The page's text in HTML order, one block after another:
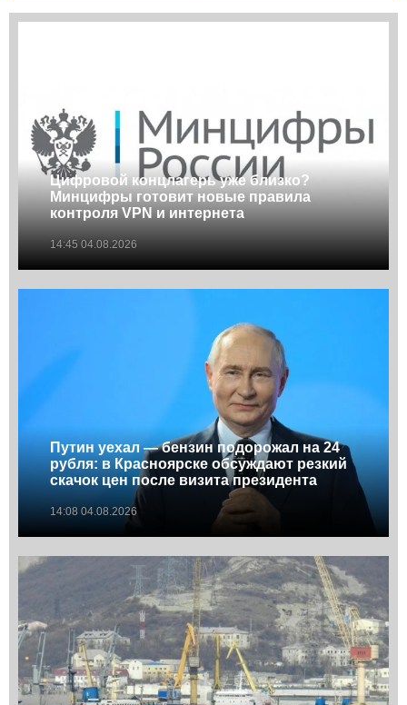
Цифровой концлагерь уже близко?
Минцифры готовит новые правила
контроля VPN и интернета
14:45 04.08.2026
Путин уехал — бензин подорожал на 24
рубля: в Красноярске обсуждают резкий
скачок цен после визита президента
14:08 04.08.2026